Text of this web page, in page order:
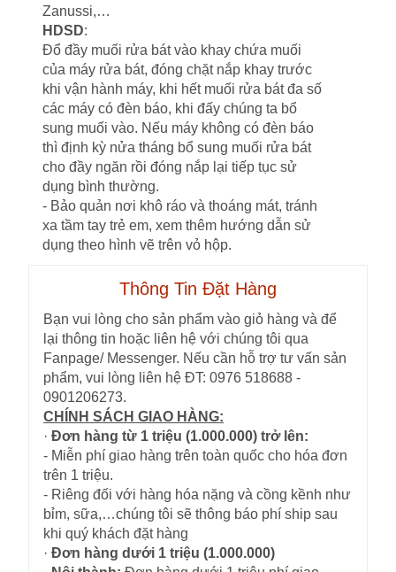
Zanussi,…
HDSD:
Đổ đầy muối rửa bát vào khay chứa muối
của máy rửa bát, đóng chặt nắp khay trước
khi vận hành máy, khi hết muối rửa bát đa số
các máy có đèn báo, khi đấy chúng ta bổ
sung muối vào. Nếu máy không có đèn báo
thì định kỳ nửa tháng bổ sung muối rửa bát
cho đầy ngăn rồi đóng nắp lại tiếp tục sử
dụng bình thường.
- Bảo quản nơi khô ráo và thoáng mát, tránh
xa tầm tay trẻ em, xem thêm hướng dẫn sử
dụng theo hình vẽ trên vỏ hộp.
Thông Tin Đặt Hàng
Bạn vui lòng cho sản phẩm vào giỏ hàng và để
lại thông tin hoặc liên hệ với chúng tôi qua
Fanpage/ Messenger. Nếu cần hỗ trợ tư vấn sản
phẩm, vui lòng liên hệ ĐT: 0976 518688 -
0901206273.
CHÍNH SÁCH GIAO HÀNG:
· Đơn hàng từ 1 triệu (1.000.000) trở lên:
- Miễn phí giao hàng trên toàn quốc cho hóa đơn
trên 1 triệu.
- Riêng đối với hàng hóa nặng và cồng kềnh như
bỉm, sữa,…chúng tôi sẽ thông báo phí ship sau
khi quý khách đặt hàng
· Đơn hàng dưới 1 triệu (1.000.000)